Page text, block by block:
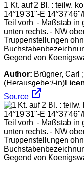
1 Kt. auf 2 Bl. : teilw.
14°19'31"-E
Teil vorh. - Maßstab in
unten rechts. - NW
Truppenstellungen
Gegend von
Author: Brügner, Carl
(Herausgeber/-in)
Source